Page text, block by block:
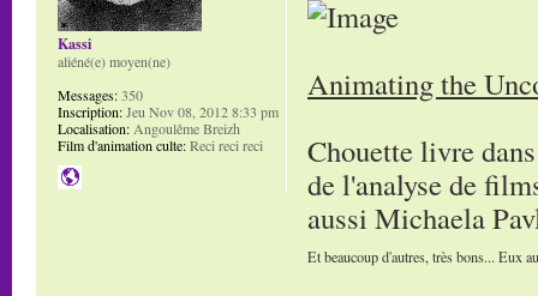
Animating the
Chouette livre
de l'analyse de
aussi Michaela
Et beaucoup d'autres, très bons... Eux
Kassi
aliéné(e) moyen(ne)
Messages:350
Inscription:Jeu Nov 08, 2012 8:33 pm
Localisation: Angoulême Breizh
Film d'animation culte:Reci reci reci